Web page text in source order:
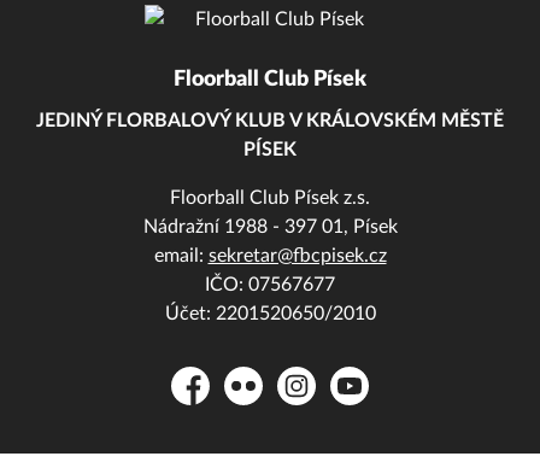
Floorball Club Písek
JEDINÝ FLORBALOVÝ KLUB V KRÁLOVSKÉM MĚSTĚ
PÍSEK
Floorball Club Písek z.s.
Nádražní 1988 - 397 01, Písek
email: sekretar@fbcpisek.cz
IČO: 07567677
Účet: 2201520650/2010
FacebookFlickr InstagramYouTube